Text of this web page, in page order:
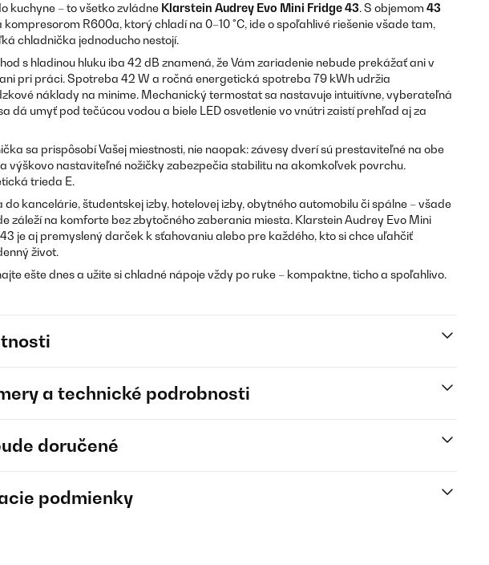
kuchyne – to všetko zvládne Klarstein Audrey Evo Mini Fridge 43. S objemom 43
kompresorom R600a, ktorý chladí na 0–10 °C, ide o spoľahlivé riešenie všade tam,
chladnička jednoducho nestojí.
s hladinou hluku iba 42 dB znamená, že Vám zariadenie nebude prekážať ani v
pri práci. Spotreba 42 W a ročná energetická spotreba 79 kWh udržia
náklady na minime. Mechanický termostat sa nastavuje intuitívne, vyberateľná
dá umyť pod tečúcou vodou a biele LED osvetlenie vo vnútri zaistí prehľad aj za
sa prispôsobí Vašej miestnosti, nie naopak: závesy dverí sú prestaviteľné na obe
výškovo nastaviteľné nožičky zabezpečia stabilitu na akomkoľvek povrchu.
trieda E.
do kancelárie, študentskej izby, hotelovej izby, obytného automobilu či spálne – všade
záleží na komforte bez zbytočného zaberania miesta. Klarstein Audrey Evo Mini
je aj premyslený darček k sťahovaniu alebo pre každého, kto si chce uľahčiť
život.
ešte dnes a užite si chladné nápoje vždy po ruke – kompaktne, ticho a spoľahlivo.
a technické podrobnosti
doručené
podmienky